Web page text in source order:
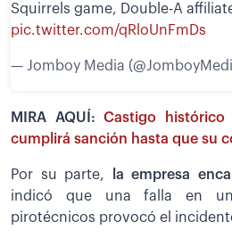
Squirrels game, Double-A
pic.twitter.com/qRloUnFmDs
— Jomboy Media
MIRA AQUÍ:Castigo
cumplirá sanción hasta que su
Por su parte,
la empresa
indicó que una falla en
pirotécnicos provocó el